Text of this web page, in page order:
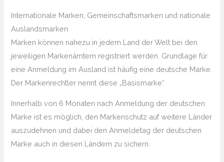
Internationale Marken, Gemeinschaftsmarken und nationale
Auslandsmarken
Marken können nahezu in jedem Land der Welt bei den
jeweiligen Markenämtern registriert werden. Grundlage für
eine Anmeldung im Ausland ist häufig eine deutsche Marke.
Der Markenrechtler nennt diese „Basismarke“.
Innerhalb von 6 Monaten nach Anmeldung der deutschen
Marke ist es möglich, den Markenschutz auf weitere Länder
auszudehnen und dabei den Anmeldetag der deutschen
Marke auch in diesen Ländern zu sichern.